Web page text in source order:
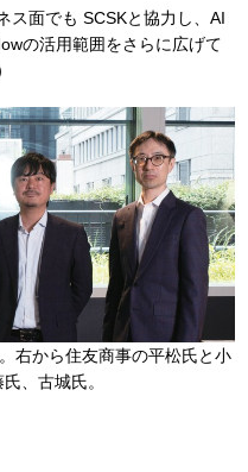
ス面でも SCSKと協力し、AI
の活用範囲をさらに広げて
右から住友商事の平松氏と小
、古城氏。